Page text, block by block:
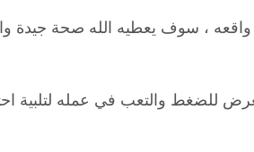
، سوف يعطيه الله صحة جيدة
للضغط والتعب في عمله لتلبية